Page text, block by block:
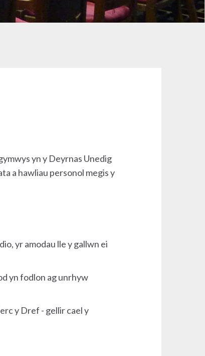
yn y Deyrnas Unedig
a hawliau personol megis y
yr amodau lle y gallwn ei
yn fodlon ag unrhyw
y Dref - gellir cael y